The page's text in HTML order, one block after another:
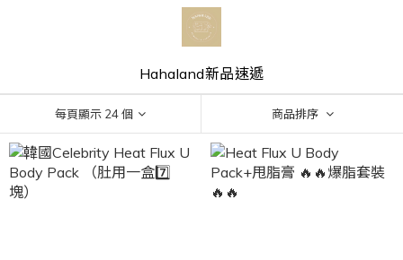
Hahaland新品速遞
每頁顯示 24 個 商品排序